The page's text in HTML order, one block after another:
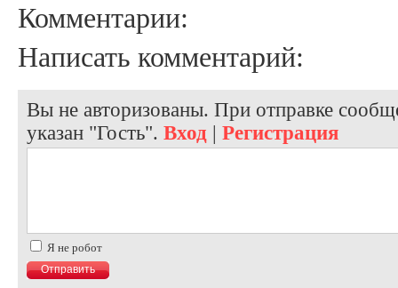
Комментарии:
Написать комментарий:
Вы не авторизованы. При отправке
указан "Гость". Вход | Регистрация
Я не робот